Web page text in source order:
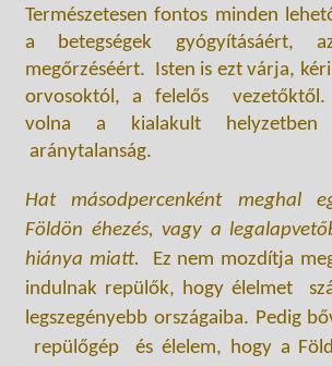
Természetesen fontos minden
a betegségek gyógyításáért,
megőrzéséért. Isten is ezt várja,
orvosoktól, a felelős vezetőktől.
volna a kialakult
aránytalanság.
Hat másodpercenként meghal
Földön éhezés, vagy a
hiánya miatt. Ez nem mozdítja
indulnak repülők, hogy élelmet
legszegényebb országaiba. Pedig
repülőgép és élelem, hogy a